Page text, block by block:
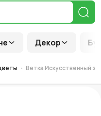
Декор
Ветка Искусственный